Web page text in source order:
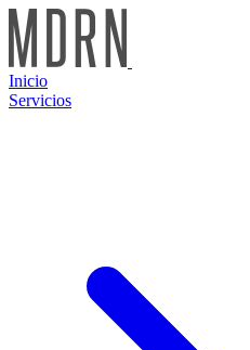
Inicio
Servicios